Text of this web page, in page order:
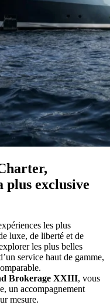
plus exclusive
les plus
luxe, de liberté et de
les plus belles
service haut de gamme,
Brokerage XXIII, vous
un accompagnement
mesure.